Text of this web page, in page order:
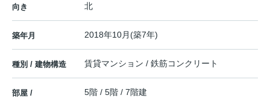
向き 北
築年月 2018年10月(築7年)
種別 / 建物構造 賃貸マンション / 鉄筋コンクリート
部屋 /
5階 / 5階 / 7階建